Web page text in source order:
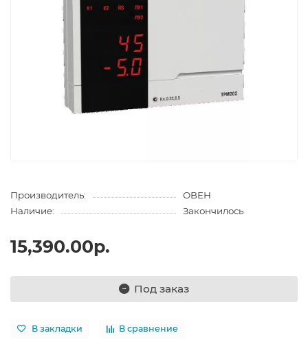
Производитель:
ОВЕН
Наличие:
Закончилось
15,390.00р.
Под заказ
В закладки В сравнение